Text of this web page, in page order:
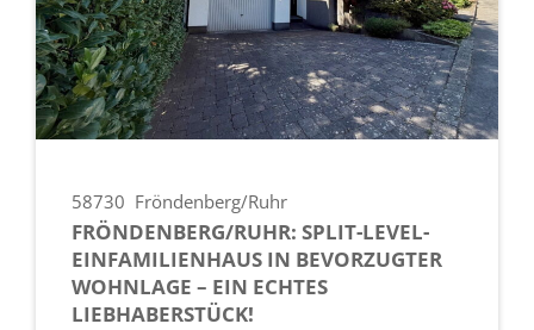
58730 Fröndenberg/Ruhr
FRÖNDENBERG/RUHR: SPLIT-LEVEL-
EINFAMILIENHAUS IN BEVORZUGTER
WOHNLAGE – EIN ECHTES
LIEBHABERSTÜCK!